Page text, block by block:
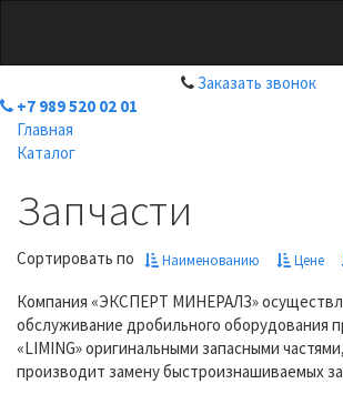
Заказать звонок
+7 989 520 02 01
Главная
Каталог
Запчасти
Сортировать по Наименованию Цене
Компания «ЭКСПЕРТ МИНЕРАЛЗ»
обслуживание дробильного оборудования
«LIMING» оригинальными запасными
производит замену быстроизнашиваемых